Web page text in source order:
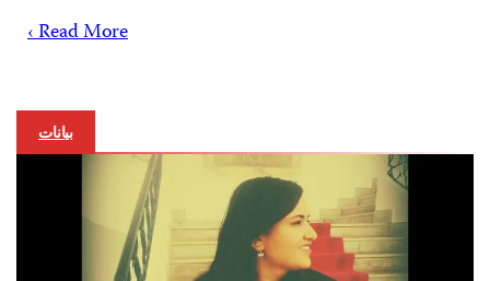
Read More ›
بيانات